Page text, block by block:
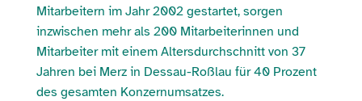
Mitarbeitern im Jahr 2002 gestartet, sorgen
inzwischen mehr als 200 Mitarbeiterinnen und
Mitarbeiter mit einem Altersdurchschnitt von 37
Jahren bei Merz in Dessau-Roßlau für 40 Prozent
des gesamten Konzernumsatzes.